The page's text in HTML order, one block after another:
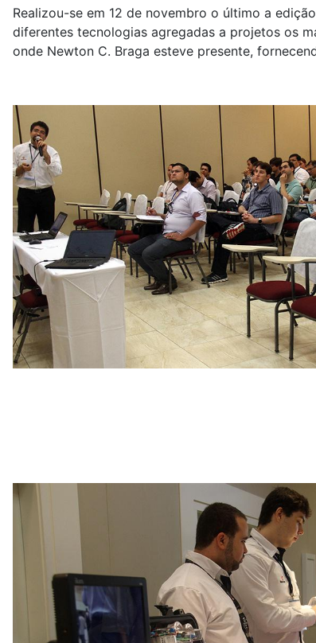
Realizou-se em 12 de novembro o último a
diferentes tecnologias agregadas a projetos os
onde Newton C. Braga esteve presente,